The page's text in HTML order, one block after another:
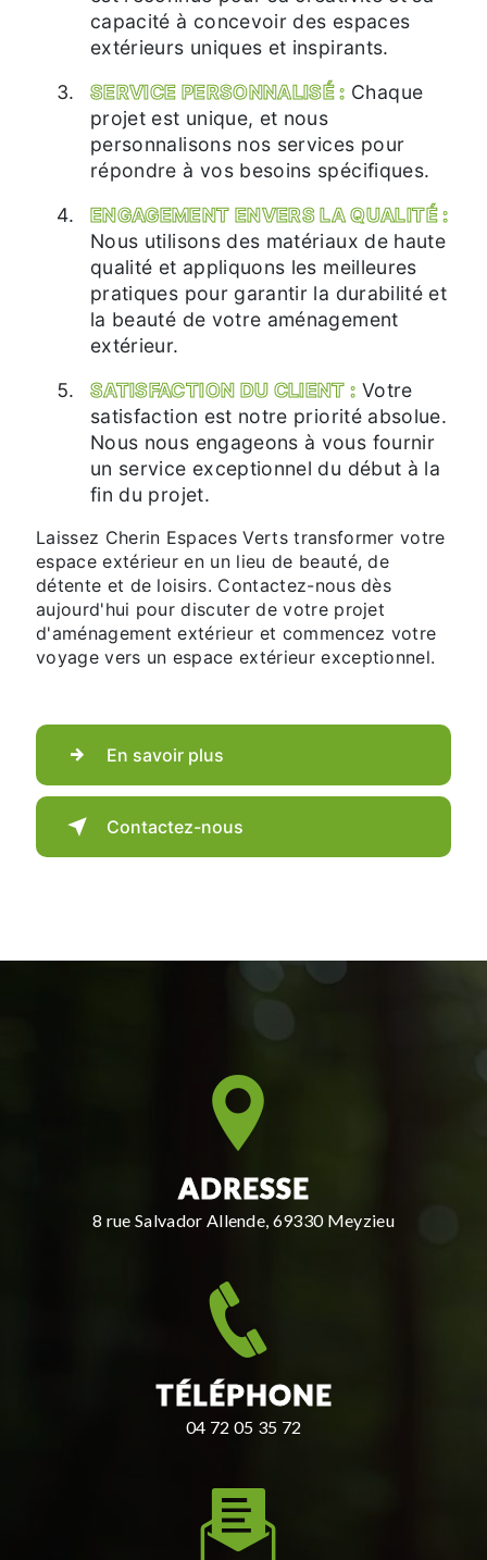
capacité à concevoir des espaces
extérieurs uniques et inspirants.
SERVICE PERSONNALISÉ : Chaque
projet est unique, et nous
personnalisons nos services pour
répondre à vos besoins spécifiques.
ENGAGEMENT ENVERS LA QUALITÉ :
Nous utilisons des matériaux de haute
qualité et appliquons les meilleures
pratiques pour garantir la durabilité et
la beauté de votre aménagement
extérieur.
SATISFACTION DU CLIENT : Votre
satisfaction est notre priorité absolue.
Nous nous engageons à vous fournir
un service exceptionnel du début à la
fin du projet.
Laissez Cherin Espaces Verts transformer votre
espace extérieur en un lieu de beauté, de
détente et de loisirs. Contactez-nous dès
aujourd'hui pour discuter de votre projet
d'aménagement extérieur et commencez votre
voyage vers un espace extérieur exceptionnel.
En savoir plus
Contactez-nous
ADRESSE
8 rue Salvador Allende, 69330 Meyzieu
TÉLÉPHONE
04 72 05 35 72